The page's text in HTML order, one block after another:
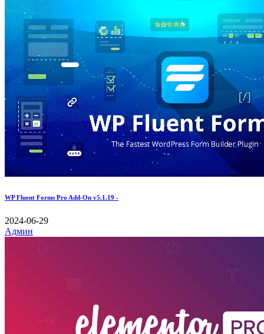
WP Fluent Forms Pro Add-On v5.1.19 -
2024-06-29
Админ